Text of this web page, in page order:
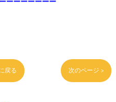
戻る 次のページ >